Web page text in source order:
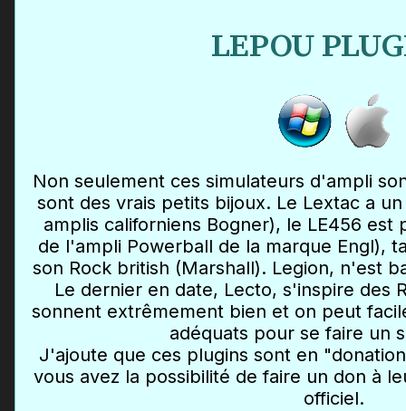
LEPOU
Non seulement ces simulateurs d'ampli
sont des vrais petits bijoux. Le Lextac a
amplis californiens Bogner), le LE456 est
de l'ampli Powerball de la marque Engl),
son Rock british (Marshall). Legion, n'est
Le dernier en date, Lecto, s'inspire des
sonnent extrêmement bien et on peut
adéquats pour se faire un
J'ajoute que ces plugins sont en
vous avez la possibilité de faire un don à
officiel.